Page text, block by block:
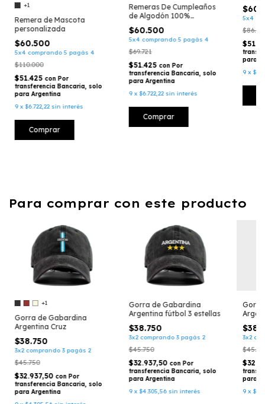
+1
Remera de Mascota
personalizada
$60.500
5x4 comprando 5 pagás 4
$110.000
$51.425 con Por
transferencia Bancaria, solo
para Argentina
9 x$6.722,22 sin interés
Comprar
Remeras De Cumpleaños
de Algodón 100%
(013)
$60.500
5x4 comprando 5 pagás 4
$69.721
$51.425 con Por
transferencia Bancaria, solo
para Argentina
9 x$6.722,22 sin interés
Comprar
5x4
para
9 x
Para comprar con este producto
+1
Gorra de Gabardina
Argentina Cruz
$38.750
3x2 comprando 3 pagás 2
$45.750
$32.937,50 con Por
transferencia Bancaria, solo
para Argentina
Gorra de Gabardina
Argentina fútbol 3 estellas
$38.750
3x2 comprando 3 pagás 2
$45.750
$32.937,50 con Por
transferencia Bancaria, solo
para Argentina
9 x$4.305,56 sin interés
Gorra
3x2
para
9 x